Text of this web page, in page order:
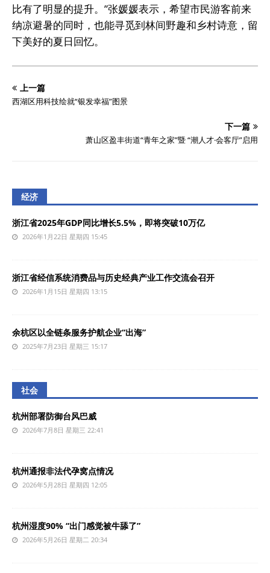
比有了明显的提升。”张媛媛表示，希望市民游客前来
纳凉避暑的同时，也能寻觅到林间野趣和乡村诗意，留
下美好的夏日回忆。
上一篇
西湖区用科技绘就“银发幸福”图景
下一篇
萧山区盈丰街道“青年之家”暨 “潮人才·会客厅”启用
经济
浙江省2025年GDP同比增长5.5%，即将突破10万亿
2026年1月22日 星期四 15:45
浙江省经信系统消费品与历史经典产业工作交流会召开
2026年1月15日 星期四 13:15
余杭区以全链条服务护航企业“出海”
2025年7月23日 星期三 15:17
社会
杭州部署防御台风巴威
2026年7月8日 星期三 22:41
杭州通报非法代孕窝点情况
2026年5月28日 星期四 12:05
杭州湿度90% “出门感觉被牛舔了”
2026年5月26日 星期二 20:34